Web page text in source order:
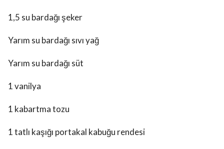
1,5 su bardağı şeker
Yarım su bardağı sıvı yağ
Yarım su bardağı süt
1 vanilya
1 kabartma tozu
1 tatlı kaşığı portakal kabuğu rendesi